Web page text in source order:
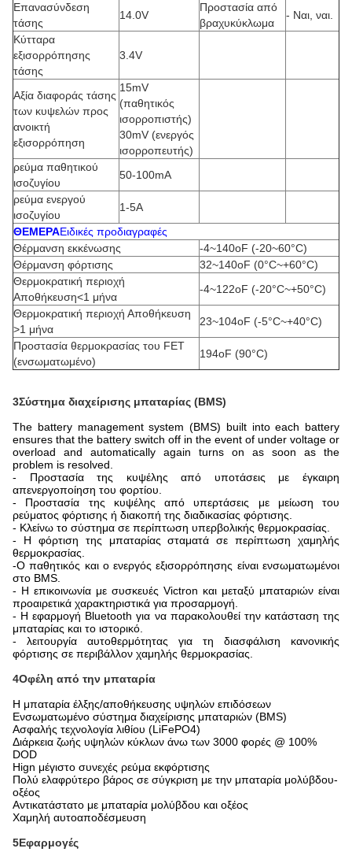
Επανασύνδεση
τάσης
14.0V
Προστασία από
βραχυκύκλωμα
- Ναι, ναι.
Κύτταρα
εξισορρόπησης
τάσης
3.4V
Αξία διαφοράς τάσης
των κυψελών προς
ανοικτή
εξισορρόπηση
15mV
(παθητικός
ισορροπιστής)
30mV (ενεργός
ισορροπευτής)
ρεύμα παθητικού
ισοζυγίου
50-100mA
ρεύμα ενεργού
ισοζυγίου
1-5Α
ΘΕΜΕΡΑΕιδικές προδιαγραφές
Θέρμανση εκκένωσης
-4~140oF (-20~60°C)
Θέρμανση φόρτισης
32~140oF (0°C~+60°C)
Θερμοκρατική περιοχή
Αποθήκευση<1 μήνα
-4~122oF (-20°C~+50°C)
Θερμοκρατική περιοχή Αποθήκευση
>1 μήνα
23~104oF (-5°C~+40°C)
Προστασία θερμοκρασίας του FET
(ενσωματωμένο)
194oF (90°C)
3Σύστημα διαχείρισης μπαταρίας (BMS)
The battery management system (BMS) built into each battery
ensures that the battery switch off in the event of under voltage or
overload and automatically again turns on as soon as the
problem is resolved.
- Προστασία της κυψέλης από υποτάσεις με έγκαιρη
απενεργοποίηση του φορτίου.
- Προστασία της κυψέλης από υπερτάσεις με μείωση του
ρεύματος φόρτισης ή διακοπή της διαδικασίας φόρτισης.
- Κλείνω το σύστημα σε περίπτωση υπερβολικής θερμοκρασίας.
- Η φόρτιση της μπαταρίας σταματά σε περίπτωση χαμηλής
θερμοκρασίας.
-Ο παθητικός και ο ενεργός εξισορρόπησης είναι ενσωματωμένοι
στο BMS.
- Η επικοινωνία με συσκευές Victron και μεταξύ μπαταριών είναι
προαιρετικά χαρακτηριστικά για προσαρμογή.
- Η εφαρμογή Bluetooth για να παρακολουθεί την κατάσταση της
μπαταρίας και το ιστορικό.
- λειτουργία αυτοθερμότητας για τη διασφάλιση κανονικής
φόρτισης σε περιβάλλον χαμηλής θερμοκρασίας.
4Οφέλη από την μπαταρία
Η μπαταρία έλξης/αποθήκευσης υψηλών επιδόσεων
Ενσωματωμένο σύστημα διαχείρισης μπαταριών (BMS)
Ασφαλής τεχνολογία λιθίου (LiFePO4)
Διάρκεια ζωής υψηλών κύκλων άνω των 3000 φορές @ 100%
DOD
Hign μέγιστο συνεχές ρεύμα εκφόρτισης
Πολύ ελαφρύτερο βάρος σε σύγκριση με την μπαταρία μολύβδου-
οξέος
Αντικατάστατο με μπαταρία μολύβδου και οξέος
Χαμηλή αυτοαποδέσμευση
5Εφαρμογές